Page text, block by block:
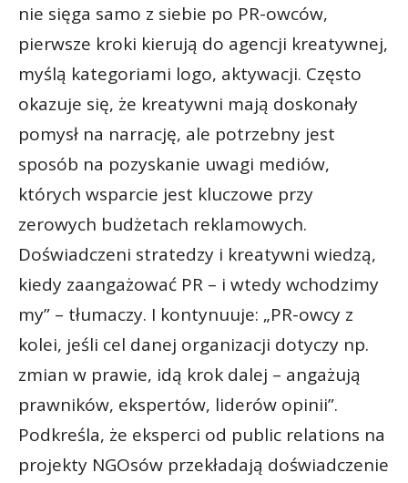
nie sięga samo z siebie po PR-owców,
pierwsze kroki kierują do agencji kreatywnej,
myślą kategoriami logo, aktywacji. Często
okazuje się, że kreatywni mają doskonały
pomysł na narrację, ale potrzebny jest
sposób na pozyskanie uwagi mediów,
których wsparcie jest kluczowe przy
zerowych budżetach reklamowych.
Doświadczeni stratedzy i kreatywni wiedzą,
kiedy zaangażować PR – i wtedy wchodzimy
my” – tłumaczy. I kontynuuje: „PR-owcy z
kolei, jeśli cel danej organizacji dotyczy np.
zmian w prawie, idą krok dalej – angażują
prawników, ekspertów, liderów opinii”.
Podkreśla, że eksperci od public relations na
projekty NGOsów przekładają doświadczenie